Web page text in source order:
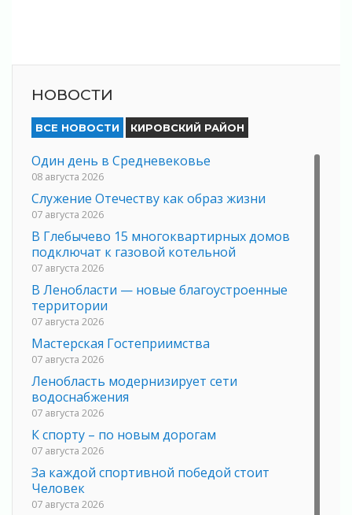
НОВОСТИ
ВСЕ НОВОСТИ КИРОВСКИЙ РАЙОН
Один день в Средневековье
08 августа 2026
Служение Отечеству как образ жизни
07 августа 2026
В Глебычево 15 многоквартирных домов
подключат к газовой котельной
07 августа 2026
В Ленобласти — новые благоустроенные
территории
07 августа 2026
Мастерская Гостеприимства
07 августа 2026
Ленобласть модернизирует сети
водоснабжения
07 августа 2026
К спорту – по новым дорогам
07 августа 2026
За каждой спортивной победой стоит
Человек
07 августа 2026